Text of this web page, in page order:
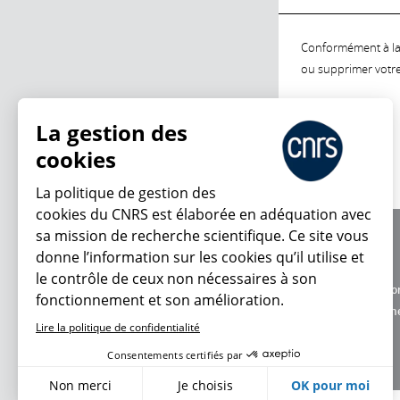
Conformément à
ou supprimer
Charte
Données
La gestion des
cookies
La politique de gestion des
cookies du CNRS est élaborée en adéquation avec
sa mission de recherche scientifique. Ce site vous
donne l’information sur les cookies qu’il utilise et
le contrôle de ceux non nécessaires à son
fonctionnement et son amélioration.
Lire la politique de confidentialité
Consentements certifiés par
Non merci Je choisis OK pour moi